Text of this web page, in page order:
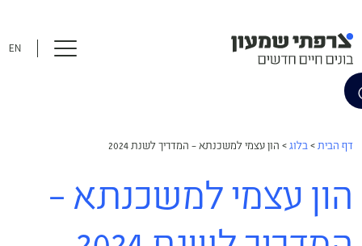
EN
דף הבית > בלוג > הון עצמי למשכנתא – המדריך לשנת 2024
הון עצמי למשכנתא –